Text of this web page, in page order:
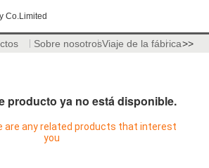
Co.Limited
Sobre nosotrosViaje de la fábrica>>
producto ya no está disponible.
are any related products that interest
you